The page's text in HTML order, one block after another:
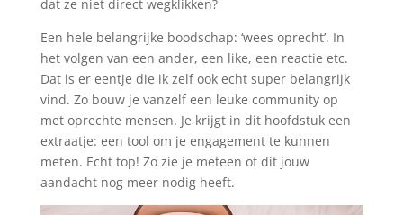
dat ze niet direct wegklikken?
Een hele belangrijke boodschap: ‘wees oprecht’. In
het volgen van een ander, een like, een reactie etc.
Dat is er eentje die ik zelf ook echt super belangrijk
vind. Zo bouw je vanzelf een leuke community op
met oprechte mensen. Je krijgt in dit hoofdstuk een
extraatje: een tool om je engagement te kunnen
meten. Echt top! Zo zie je meteen of dit jouw
aandacht nog meer nodig heeft.